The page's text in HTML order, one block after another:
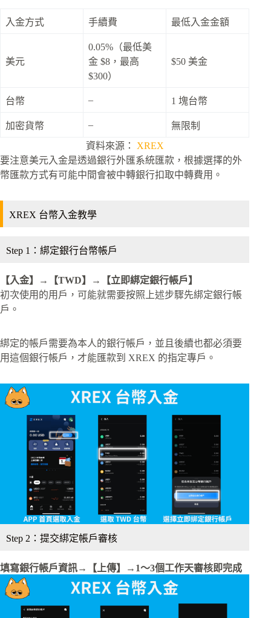
入金方式 手續費 最低入金金額
美元
0.05%（最低美
金 $8，最高
$300）
$50 美金
台幣 – 1 塊台幣
加密貨幣 –
無限制
資料來源：
XREX
要注意美元入金是透過銀行外匯系統匯款，根據選擇的外
幣匯款方式有可能中間會被中轉銀行扣取中轉費用。
XREX 台幣入金教學
Step 1：綁定銀行台幣帳戶
【入金】→【TWD】→【立即綁定銀行帳戶】
初次使用的用戶，可能就需要按照上述步驟先綁定銀行帳
戶。
綁定的帳戶需要為本人的銀行帳戶，並且後續也都必須要
用這個銀行帳戶，才能匯款到 XREX 的指定專戶。
Step 2：提交綁定帳戶審核
填寫銀行帳戶資訊→【上傳】→1～3個工作天審核即完成